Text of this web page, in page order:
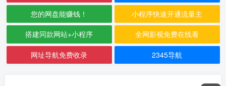
您的网盘能赚钱！ 小程序快速开通流量主
搭建同款网站+小程序 全网影视免费在线看
网址导航免费收录 2345导航